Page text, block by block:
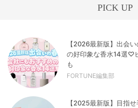
PICK UP
【2026最新版】出会
の好印象な香水14選♡
も
FORTUNE編集部
【2025最新版】目指